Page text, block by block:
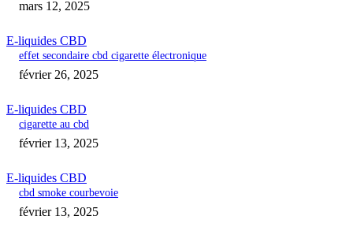
mars 12, 2025
E-liquides CBD
effet secondaire cbd cigarette électronique
février 26, 2025
E-liquides CBD
cigarette au cbd
février 13, 2025
E-liquides CBD
cbd smoke courbevoie
février 13, 2025